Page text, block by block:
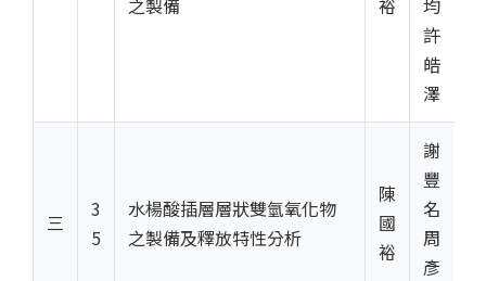
之製備
裕
均
許
皓
澤
三
3
5
水楊酸插層層狀雙氫氧化物
之製備及釋放特性分析
陳
國
裕
謝
豐
名
周
彥